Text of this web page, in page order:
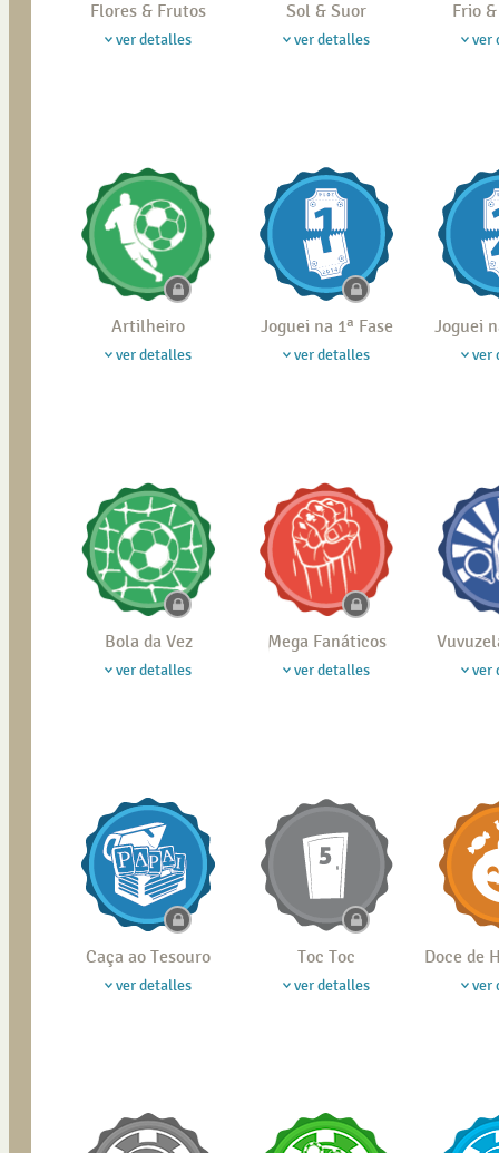
Flores & Frutos
ver detalles
Sol & Suor
ver detalles
Frio
ver
Artilheiro
ver detalles
Joguei na 1ª Fase
ver detalles
Joguei
ver
Bola da Vez
ver detalles
Mega Fanáticos
ver detalles ver
Caça ao Tesouro
ver detalles
Toc Toc
ver detalles
Doce de
ver